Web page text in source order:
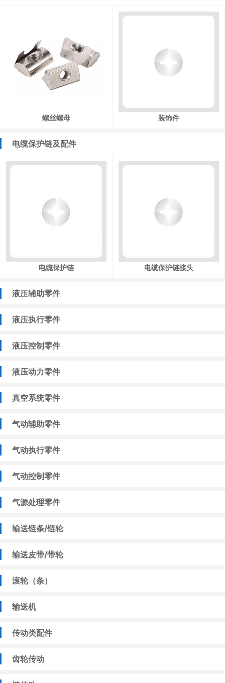
螺丝螺母 装饰件
电缆保护链及配件
电缆保护链 电缆保护链接头
液压辅助零件
液压执行零件
液压控制零件
液压动力零件
真空系统零件
气动辅助零件
气动执行零件
气动控制零件
气源处理零件
输送链条/链轮
输送皮带/带轮
滚轮（条）
输送机
传动类配件
齿轮传动